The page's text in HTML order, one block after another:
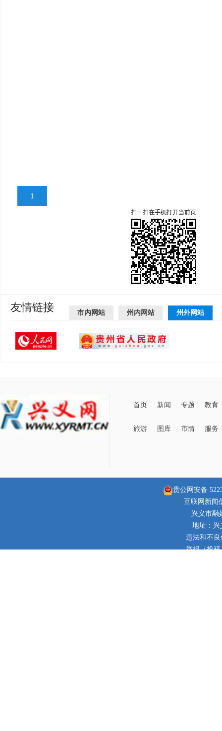
1
扫一扫在手机打开当前页
友情链接 市内网站 州内网站 州外网站
首页 新闻 专题 教育
旅游 图库 市情 服务
贵公网安备
互联网新闻
兴义市融
地址：兴
违法和不良
举报（投稿